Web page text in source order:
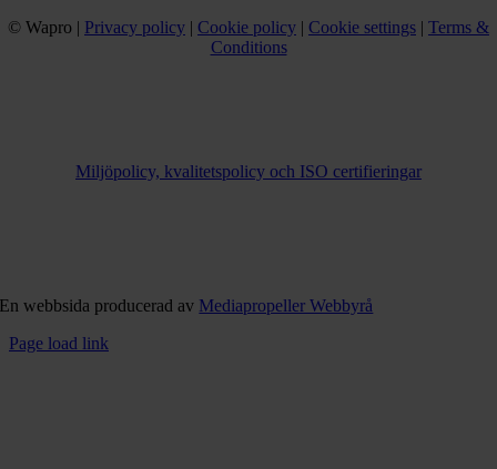
© Wapro | Privacy policy | Cookie policy | Cookie settings | Terms &
Conditions
Miljöpolicy, kvalitetspolicy och ISO certifieringar
En webbsida producerad av Mediapropeller Webbyrå
Page load link